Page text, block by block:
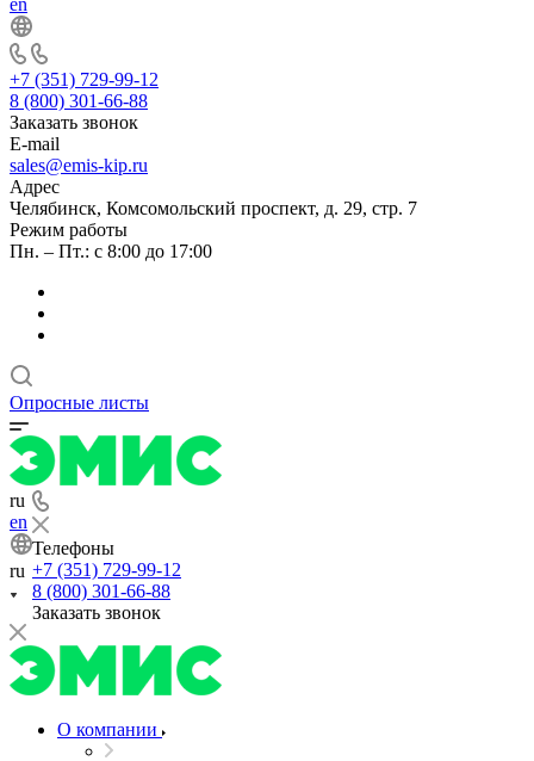
en
+7 (351) 729-99-12
8 (800) 301-66-88
Заказать звонок
E-mail
sales@emis-kip.ru
Адрес
Челябинск, Комсомольский проспект, д. 29, стр. 7
Режим работы
Пн. – Пт.: с 8:00 до 17:00
Опросные листы
ru
en
ru
Телефоны
+7 (351) 729-99-12
8 (800) 301-66-88
Заказать звонок
О компании